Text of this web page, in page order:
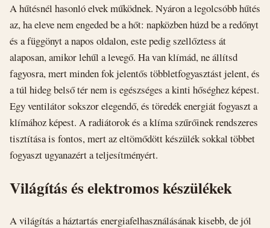
A hűtésnél hasonló elvek működnek. Nyáron a legolcsóbb hűtés
az, ha eleve nem engeded be a hőt: napközben húzd be a redőnyt
és a függönyt a napos oldalon, este pedig szellőztess át
alaposan, amikor lehűl a levegő. Ha van klímád, ne állítsd
fagyosra, mert minden fok jelentős többletfogyasztást jelent, és
a túl hideg belső tér nem is egészséges a kinti hőséghez képest.
Egy ventilátor sokszor elegendő, és töredék energiát fogyaszt a
klímához képest. A radiátorok és a klíma szűrőinek rendszeres
tisztítása is fontos, mert az eltömődött készülék sokkal többet
fogyaszt ugyanazért a teljesítményért.
Világítás és elektromos készülékek
A világítás a háztartás energiafelhasználásának kisebb, de jól